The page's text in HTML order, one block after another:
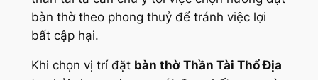
bàn thờ theo phong thuỷ để tránh việc lợi
bất cập hại.
Khi chọn vị trí đặt bàn thờ Thần Tài Thổ Địa